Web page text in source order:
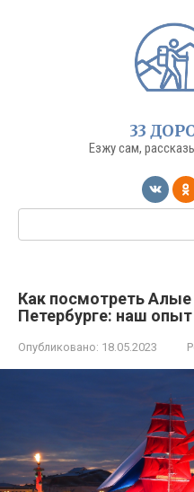
33
Езжу сам,
Поиск:
Как посмотреть Алые
Петербурге: наш опыт
Опубликовано: 18.05.2023